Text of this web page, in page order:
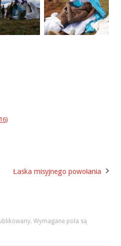
Łaska misyjnego powołania
Wymagane pola są